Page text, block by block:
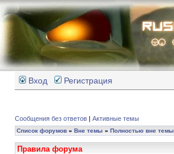
Вход Регистрация
Сообщения без ответов | Активные темы
Список форумов » Вне темы » Полностью вне темы
Правила форума